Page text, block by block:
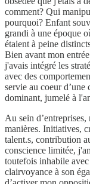
comment? Qui
pourquoi? Enfant
grandi à une époque
étaient à peine
Bien avant mon
j'avais intégré les
avec des
servie au coeur
dominant, jumelé à
Au sein
manières. Initiatives,
talent.s, contribution
conscience limitée,
toutefois inhabile
clairvoyance à son